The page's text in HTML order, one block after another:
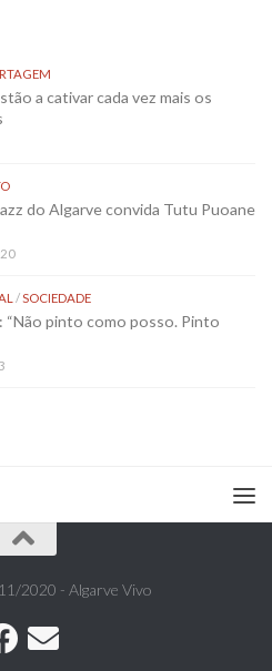
a cativar cada vez mais os
do Algarve convida Tutu Puoane
/SOCIEDADE
“Não pinto como posso. Pinto
2020 - Algarve Vivo